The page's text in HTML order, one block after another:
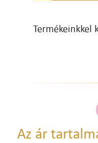
Termékeinkkel
Az ár